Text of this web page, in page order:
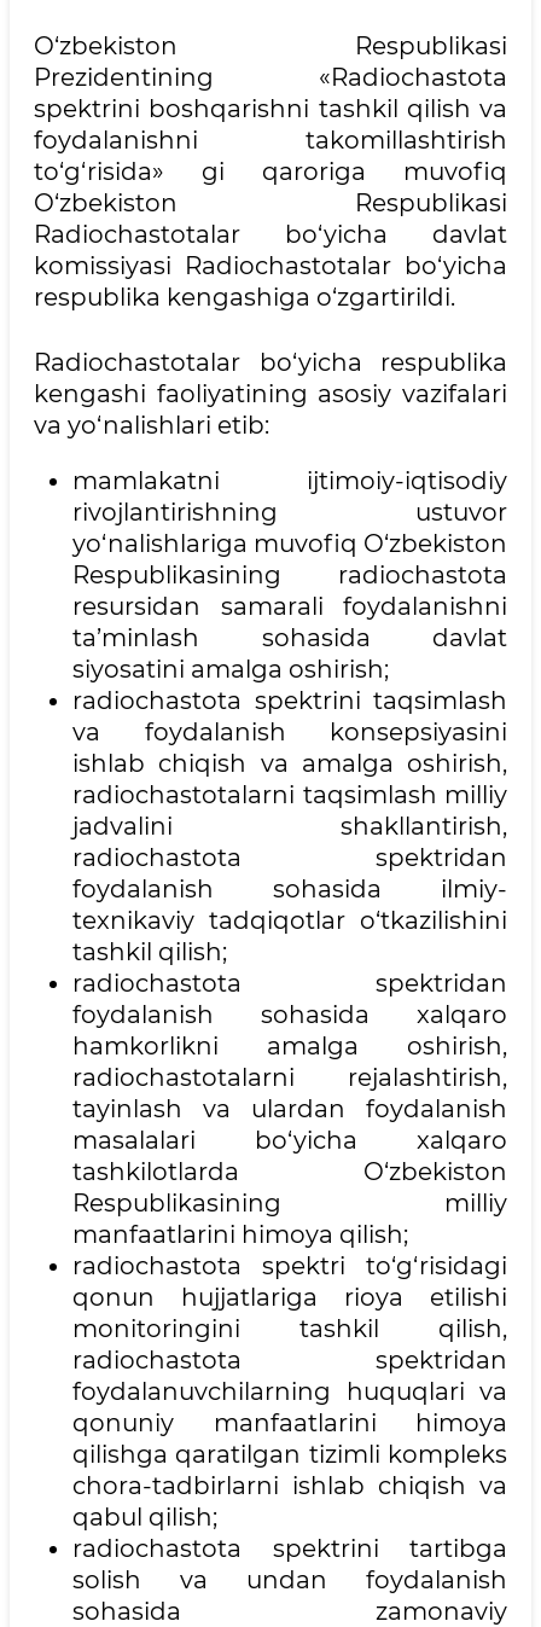
O‘zbekiston Respublikasi
Prezidentining «Radiochastota
spektrini boshqarishni tashkil qilish va
foydalanishni takomillashtirish
to‘g‘risida» gi qaroriga muvofiq
O‘zbekiston Respublikasi
Radiochastotalar bo‘yicha davlat
komissiyasi Radiochastotalar bo‘yicha
respublika kengashiga o‘zgartirildi.
Radiochastotalar bo‘yicha respublika
kengashi faoliyatining asosiy vazifalari
va yo‘nalishlari etib:
mamlakatni ijtimoiy-iqtisodiy
rivojlantirishning ustuvor
yo‘nalishlariga muvofiq O‘zbekiston
Respublikasining radiochastota
resursidan samarali foydalanishni
ta’minlash sohasida davlat
siyosatini amalga oshirish;
radiochastota spektrini taqsimlash
va foydalanish konsepsiyasini
ishlab chiqish va amalga oshirish,
radiochastotalarni taqsimlash milliy
jadvalini shakllantirish,
radiochastota spektridan
foydalanish sohasida ilmiy-
texnikaviy tadqiqotlar o‘tkazilishini
tashkil qilish;
radiochastota spektridan
foydalanish sohasida xalqaro
hamkorlikni amalga oshirish,
radiochastotalarni rejalashtirish,
tayinlash va ulardan foydalanish
masalalari bo‘yicha xalqaro
tashkilotlarda O‘zbekiston
Respublikasining milliy
manfaatlarini himoya qilish;
radiochastota spektri to‘g‘risidagi
qonun hujjatlariga rioya etilishi
monitoringini tashkil qilish,
radiochastota spektridan
foydalanuvchilarning huquqlari va
qonuniy manfaatlarini himoya
qilishga qaratilgan tizimli kompleks
chora-tadbirlarni ishlab chiqish va
qabul qilish;
radiochastota spektrini tartibga
solish va undan foydalanish
sohasida zamonaviy